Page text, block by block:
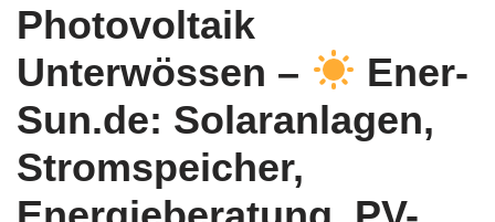
Photovoltaik
Unterwössen –
Ener-
Sun.de: Solaranlagen,
Stromspeicher,